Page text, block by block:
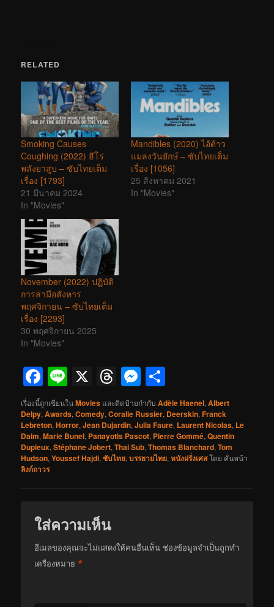
RELATED
Smoking Causes
Coughing (2022) ฮีโร่
พลังยาสูบ – ซับไทยเต็ม
เรื่อง [1793]
21 มีนาคม 2024
In "Movies"
Mandibles (2020) ไอ้ต้าว
แมลงวันยักษ์ – ซับไทยเต็ม
เรื่อง [1056]
25 สิงหาคม 2021
In "Movies"
November (2022) ปฏิบัติ
การล่ามือสังหาร
พฤศจิกายน – ซับไทยเต็ม
เรื่อง [2293]
30 พฤศจิกายน 2025
In "Movies"
Facebook
Line
X Threads
Messenger
เรื่องนี้ถูกเขียนในMovies และติดป้ายกำกับAdèle Haenel,Albert
Delpy,Awards,Comedy,Coralie Russier, Deerskin,Franck
Lebreton,Horror,Jean Dujardin,Julia Faure, Laurent Nicolas, Le
Daim,Marie Bunel, Panayotis Pascot, Pierre Gommé,Quentin
Dupieux,Stéphane Jobert,Thai Sub,Thomas Blanchard,Tom
Hudson,Youssef Hajdi,ซับไทย,บรรยายไทย,หนังฝรั่งเศสโดย คั่นหน้า
ลิงก์ถาวร
ใส่ความเห็น
อีเมลของคุณจะไม่แสดงให้คนอื่นเห็น ช่องข้อมูลจำเป็นถูกทำ
เครื่องหมาย*